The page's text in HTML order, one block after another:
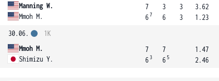
Manning W.
Mmoh M.
7
67
3
6
3
3
3.62
1.23
30.06.
Mmoh M.
Shimizu Y.
1K
7
6 3
7
6 5
1.47
2.46